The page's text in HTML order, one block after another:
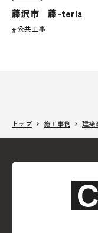
藤沢市 藤-teria
公共工事
トップ 施工事例 建築